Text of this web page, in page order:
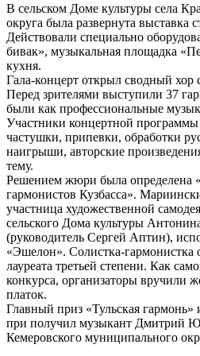
В сельском Доме культуры села
округа была развернута выставка
Действовали специально
бивак», музыкальная площадка
кухня.
Гала-концерт открыл сводный
Перед зрителями выступили 37
были как профессиональные
Участники концертной
частушки, припевки, обработки
наигрыши, авторские
тему.
Решением жюри была определена
гармонистов Кузбасса».
участница художественной
сельского Дома культуры
(руководитель Сергей Аптин),
«Эшелон». Солистка-гармонистка
лауреата третьей степени. Как
конкурса, организаторы вручили
платок.
Главный приз «Тульская
при получил музыкант Дмитрий
Кемеровского муниципального